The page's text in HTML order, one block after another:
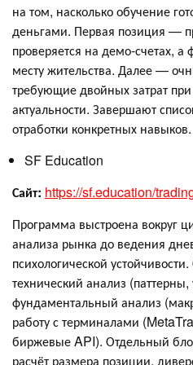
на том, насколько обучение
деньгами. Первая позиция —
проверяется на демо‑счетах,
месту жительства. Далее —
требующие двойных затрат
актуальности. Завершают
отработки конкретных навыков.
SF Education
Сайт: https://sf.education/
Программа выстроена вокруг
анализа рынка до ведения
психологической
технический анализ
фундаментальный анализ
работу с терминалами
биржевые API). Отдельный
расчёт размера позиции,